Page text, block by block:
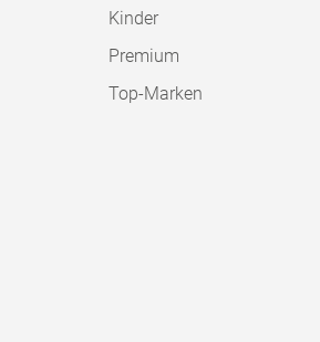
Kinder
Premium
Top-Marken